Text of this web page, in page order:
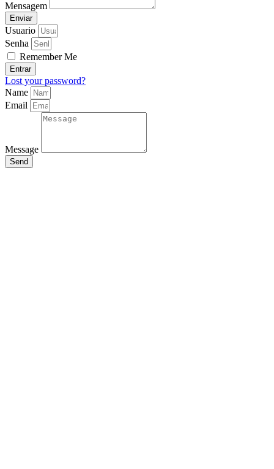
Mensagem
Enviar
Usuario
Senha
Remember Me
Entrar
Lost your password?
Name
Email
Message
Send